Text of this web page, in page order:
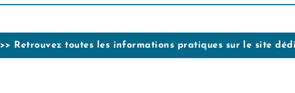
>> Retrouvez toutes les informations pratiques sur le site